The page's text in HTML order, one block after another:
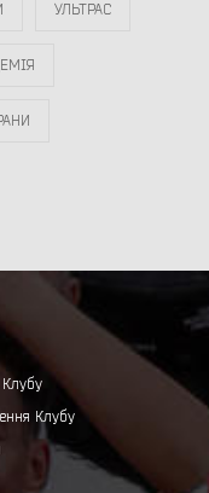
УЛЬТРАС
Клубу
Клубу